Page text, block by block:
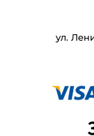
ул.